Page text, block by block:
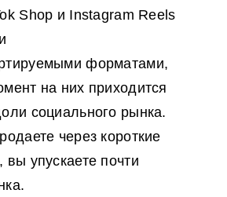
Shop и Instagram Reels
форматами,
на них приходится
социального рынка.
через короткие
вы упускаете почти